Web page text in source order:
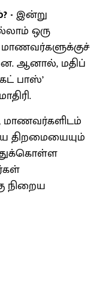
- இன்று
ஒரு
ஆனால், மதிப்
பாஸ்’
திறமையையும்
நிறைய